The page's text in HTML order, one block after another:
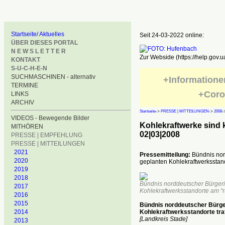
Startseite/ Aktuelles
ÜBER DIESES PORTAL
N E W S L E T T E R
KONTAKT
S-U-C-H-E-N
SUCHMASCHINEN - alternativ
TERMINE
LINKS
ARCHIV
VIDEOS - Bewegende Bilder
MITHÖREN
PRESSE | EMPFEHLUNG
PRESSE | MITTEILUNGEN
2021
2020
2019
2018
2017
2016
2015
2014
2013
Seit 24-03-2022 online:
Zur Webside (https://
Startseite-> PRESSE | MITTEILUNGEN-> 2008-
Kohlekraftwerke sind
02|03|2008
Pressemitteilung: Bündnis
geplanten
Bündnis norddeutscher
Kohlekraftwerksstandorte am
Bündnis norddeutscher
Kohlekraftwerksstandorte
[Landkreis Stade]